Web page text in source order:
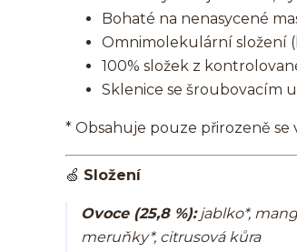
Bohaté na nenasycené
Omnimolekulární složení
100% složek z
Sklenice se šroubovacím
* Obsahuje pouze přirozeně
🍏 Složení
Ovoce (25,8 %):jablko*,
meruňky*, citrusová kůra